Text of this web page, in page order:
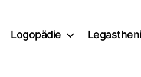
Logopädie